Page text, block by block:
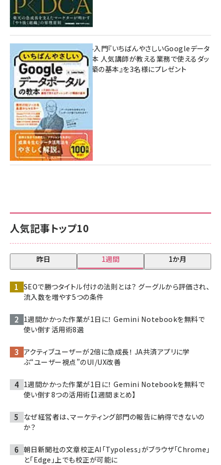
人気記事トップ10
昨日 1週間 1か月
SEOで勝つタイトル付けの法則とは？ グーグルから評価され、
流入数を増やす5つの条件
1週間かかった作業が1日に！ Gemini Notebookを無料で
使い倒す活用術8選
アクティブユーザーが2倍に急成長！ JA共済アプリに学
ぶ“ユーザー視点”のUI/UX改善
1週間かかった作業が1日に！ Gemini Notebookを無料で
使い倒す8つの活用術【1週間まとめ】
なぜ経営者は、マーケティング部門の報告に納得できないの
か？
朝日新聞社の文章校正AI「Typoless」がブラウザ「Chrome」
と「Edge」上でも校正が可能に
無料BIツール入門『いちばんやさしいGoogleデータ
ポータルの教本 人気講師が教える業務で使えるダッ
シュボード構築の基本』を3名様にプレゼント
7月31日 10:00